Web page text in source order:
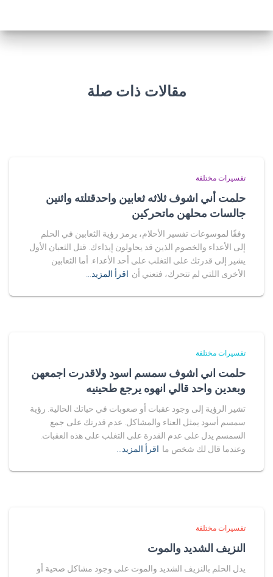
مقالات ذات صلة
تفسيرات مختلفة
حلمت أني اشوف ثلاثه ثعابين واحدقتلته واثنين
جالسات محلهن ماتحركين
وفقًا لموسوعات تفسير الأحلام، يرمز رؤية الثعابين في الحلم
إلى الأعداء والخصوم الذين قد يحاولون إيذاءك. قتل الثعبان الأول
يشير إلى قدرتك على التغلب على أحد الأعداء. أما الثعابين
الأخرى اللتي لم تتحرك، فتعني أن اقرأ المزيد…
تفسيرات مختلفة
حلمت اني اشوف سمسم اسود ولاقدرت اجمعهن
وبعدين واحد قالي انهوه يرجع طحينيه
تشير الرؤية إلى وجود عقبات أو صعوبات في حياتك الحالية. رؤية
سمسم أسود يمثل العناء والمشاكل. عدم قدرتك على جمع
السمسم يدل على عدم القدرة على التغلب على هذه العقبات.
وعندما قال لك شخص ما اقرأ المزيد…
تفسيرات مختلفة
النزيف الشديد والموت
يدل الحلم بالنزيف الشديد والموت على وجود مشاكل صحية أو